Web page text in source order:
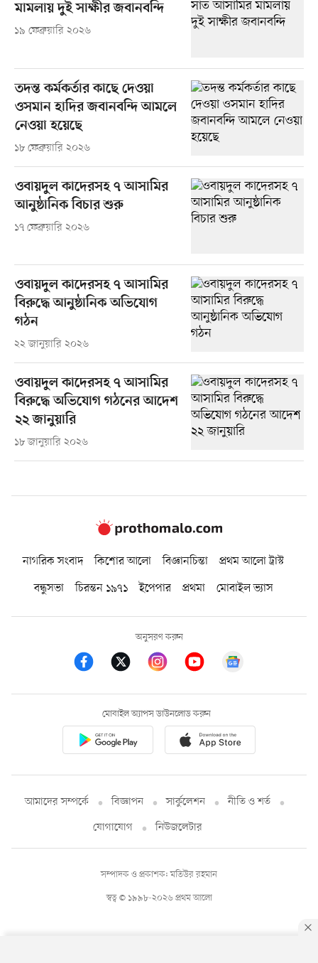
মামলায় দুই সাক্ষীর জবানবন্দি
১৯ ফেব্রুয়ারি ২০২৬
তদন্ত কর্মকর্তার কাছে দেওয়া
ওসমান হাদির জবানবন্দি আমলে
নেওয়া হয়েছে
১৮ ফেব্রুয়ারি ২০২৬
ওবায়দুল কাদেরসহ ৭ আসামির
আনুষ্ঠানিক বিচার শুরু
১৭ ফেব্রুয়ারি ২০২৬
ওবায়দুল কাদেরসহ ৭ আসামির
বিরুদ্ধে আনুষ্ঠানিক অভিযোগ
গঠন
২২ জানুয়ারি ২০২৬
ওবায়দুল কাদেরসহ ৭ আসামির
বিরুদ্ধে অভিযোগ গঠনের আদেশ
২২ জানুয়ারি
১৮ জানুয়ারি ২০২৬
নাগরিক সংবাদ কিশোর আলো বিজ্ঞানচিন্তা
প্রথম আলো ট্রাস্ট
বন্ধুসভা
চিরন্তন ১৯৭১ ইপেপার প্রথমা মোবাইল ভ্যাস
অনুসরণ করুন
মোবাইল অ্যাপস ডাউনলোড করুন
আমাদের সম্পর্কে বিজ্ঞাপন সার্কুলেশন
নীতি ও শর্ত
যোগাযোগ
নিউজলেটার
স্বত্ব © ১৯৯৮-২০২৬ প্রথম আলো
সম্পাদক ও প্রকাশক: মতিউর রহমান